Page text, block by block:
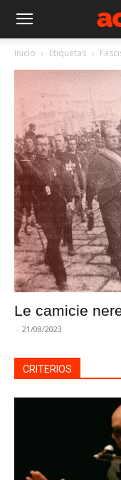
Inicio Etiquetas
Le camicie
- 21/08/2023
CRITERIOS